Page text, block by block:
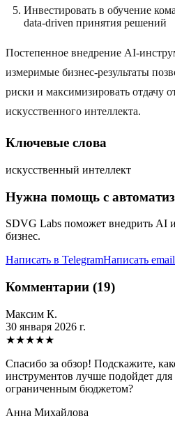
Инвестировать в обучение
data-driven принятия решений
Постепенное внедрение AI-
измеримые бизнес-результаты
риски и максимизировать отдачу
искусственного интеллекта.
Ключевые слова
искусственный интеллект
Нужна помощь с
SDVG Labs поможет внедрить AI
бизнес.
Написать в TelegramНаписать email
Комментарии (19)
Максим К.
30 января 2026 г.
★★★★★
Спасибо за обзор! Подскажите,
инструментов лучше подойдет для
ограниченным бюджетом?
Анна Михайлова